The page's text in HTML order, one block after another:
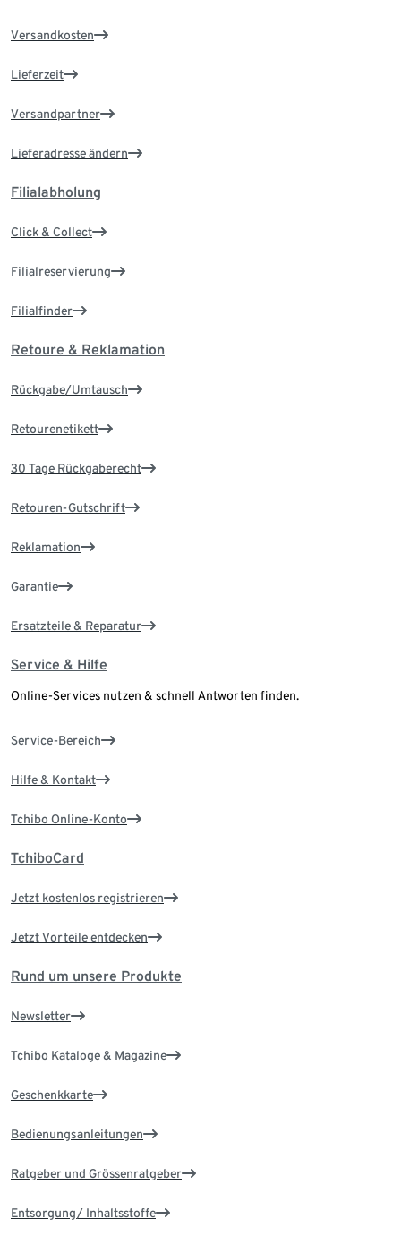
Versandkosten
Lieferzeit
Versandpartner
Lieferadresse ändern
Filialabholung
Click & Collect
Filialreservierung
Filialfinder
Retoure & Reklamation
Rückgabe/Umtausch
Retourenetikett
30 Tage Rückgaberecht
Retouren-Gutschrift
Reklamation
Garantie
Ersatzteile & Reparatur
Service & Hilfe
Online-Services nutzen & schnell Antworten finden.
Service-Bereich
Hilfe & Kontakt
Tchibo Online-Konto
TchiboCard
Jetzt kostenlos registrieren
Jetzt Vorteile entdecken
Rund um unsere Produkte
Newsletter
Tchibo Kataloge & Magazine
Geschenkkarte
Bedienungsanleitungen
Ratgeber und Grössenratgeber
Entsorgung/ Inhaltsstoffe